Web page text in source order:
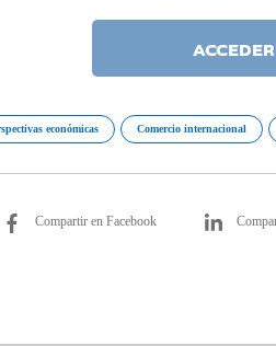
económicas Comercio internacional
Compartir en Facebook